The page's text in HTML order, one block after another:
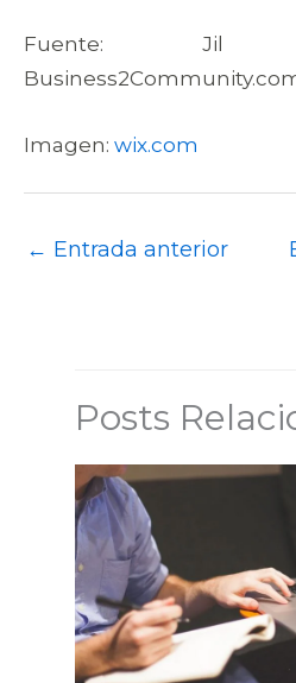
Fuente: Jil
Imagen: wix.com
← Entrada anterior
Posts